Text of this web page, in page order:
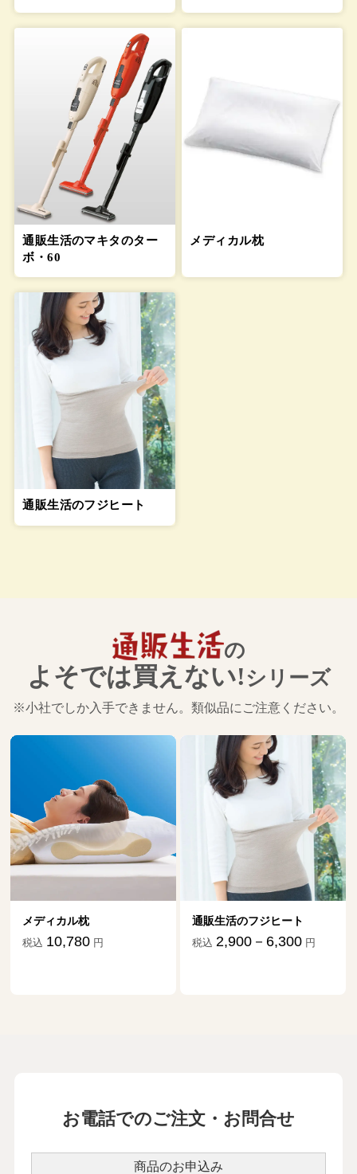
通販生活のマキタのター
ボ・60
メディカル枕
通販生活のフジヒート
の
よそでは買えない!シリーズ
※小社でしか入手できません。類似品にご注意ください。
メディカル枕
税込 10,780 円
通販生活のフジヒート
税込 2,900－6,300 円
お電話でのご注文・お問合せ
商品のお申込み